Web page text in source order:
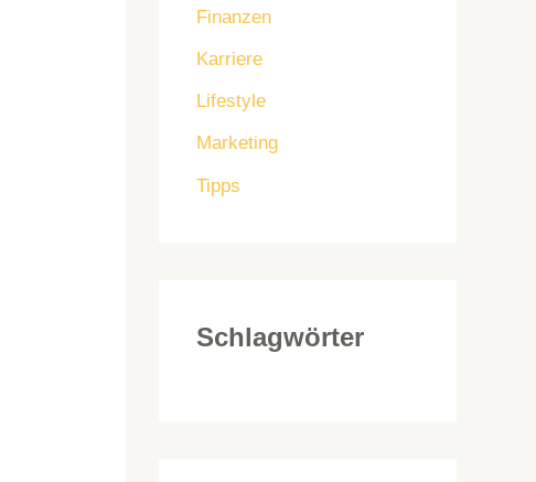
Finanzen
Karriere
Lifestyle
Marketing
Tipps
Schlagwörter